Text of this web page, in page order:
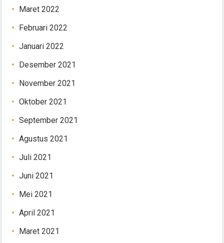
Maret 2022
Februari 2022
Januari 2022
Desember 2021
November 2021
Oktober 2021
September 2021
Agustus 2021
Juli 2021
Juni 2021
Mei 2021
April 2021
Maret 2021